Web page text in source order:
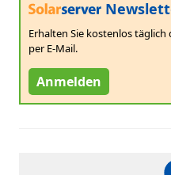
Erhalten Sie kostenlos
per E-Mail.
Anmelden